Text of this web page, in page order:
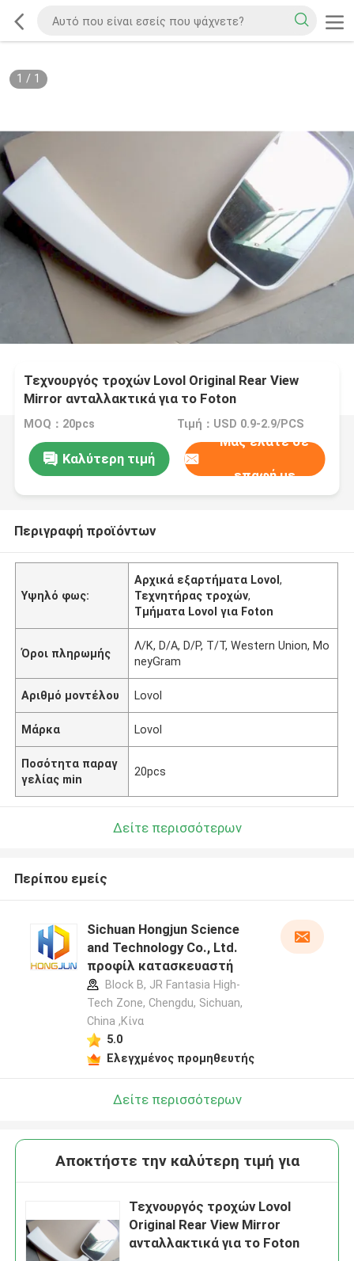
1 / 1
Τεχνουργός τροχών Lovol Original Rear View
Mirror ανταλλακτικά για το Foton
MOQ：20pcs Τιμή：USD 0.9-2.9/PCS
Καλύτερη τιμή
Μας ελάτε σε
επαφή με
Περιγραφή προϊόντων
Υψηλό φως:
Αρχικά εξαρτήματα Lovol,
Τεχνητήρας τροχών,
Τμήματα Lovol για Foton
Όροι πληρωμής
Λ/Κ, D/A, D/P, T/T, Western Union, Mo
neyGram
Αριθμό μοντέλου Lovol
Μάρκα Lovol
Ποσότητα παραγ
γελίας min
20pcs
Δείτε περισσότερων
Περίπου εμείς
Sichuan Hongjun Science
and Technology Co., Ltd.
προφίλ κατασκευαστή
Block B, JR Fantasia High-
Tech Zone, Chengdu, Sichuan,
China ,Κίνα
5.0
Ελεγχμένος προμηθευτής
Δείτε περισσότερων
Αποκτήστε την καλύτερη τιμή για
Τεχνουργός τροχών Lovol
Original Rear View Mirror
ανταλλακτικά για το Foton